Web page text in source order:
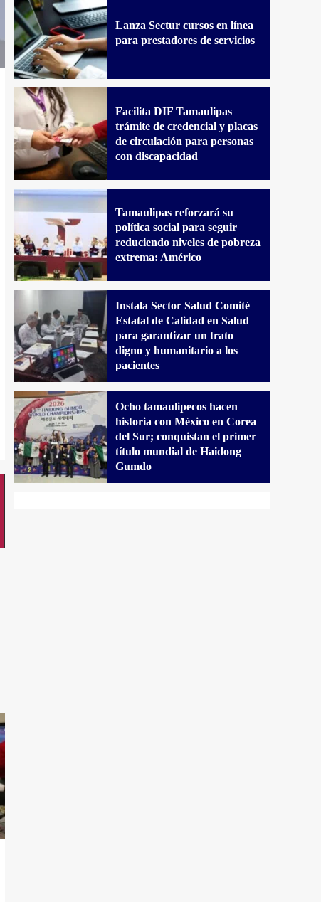
Lanza Sectur cursos en línea
para prestadores de servicios
Facilita DIF Tamaulipas
trámite de credencial y placas
de circulación para personas
con discapacidad
Tamaulipas reforzará su
política social para seguir
reduciendo niveles de pobreza
extrema: Américo
Instala Sector Salud Comité
Estatal de Calidad en Salud
para garantizar un trato
digno y humanitario a los
pacientes
Ocho tamaulipecos hacen
historia con México en Corea
del Sur; conquistan el primer
título mundial de Haidong
Gumdo